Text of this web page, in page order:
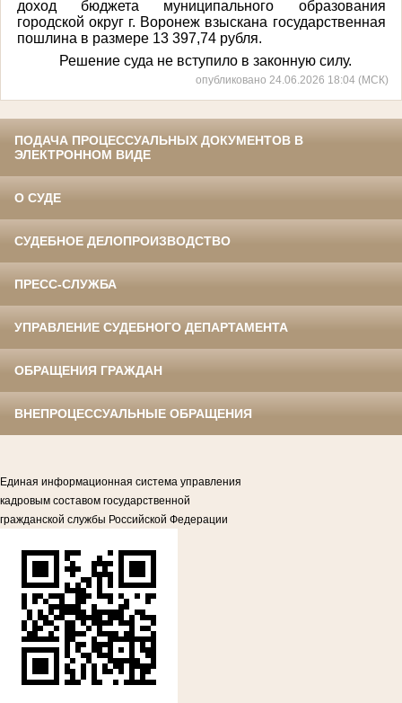
доход бюджета муниципального образования
городской округ г. Воронеж взыскана государственная
пошлина в размере 13 397,74 рубля.
Решение суда не вступило в законную силу.
опубликовано 24.06.2026 18:04 (МСК)
ПОДАЧА ПРОЦЕССУАЛЬНЫХ ДОКУМЕНТОВ В
ЭЛЕКТРОННОМ ВИДЕ
О СУДЕ
СУДЕБНОЕ ДЕЛОПРОИЗВОДСТВО
ПРЕСС-СЛУЖБА
УПРАВЛЕНИЕ СУДЕБНОГО ДЕПАРТАМЕНТА
ОБРАЩЕНИЯ ГРАЖДАН
ВНЕПРОЦЕССУАЛЬНЫЕ ОБРАЩЕНИЯ
Единая информационная система управления
кадровым составом государственной
гражданской службы Российской Федерации